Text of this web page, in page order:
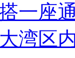
一座
湾区